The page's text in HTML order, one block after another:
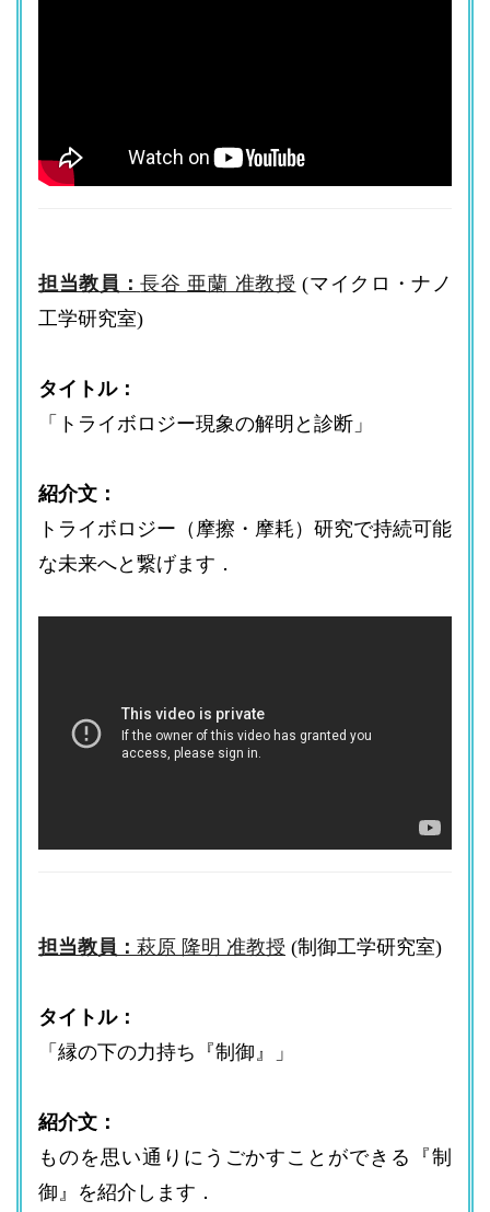
担当教員：長谷 亜蘭 准教授 (マイクロ・ナノ
工学研究室)
タイトル：
「トライボロジー現象の解明と診断」
紹介文：
トライボロジー（摩擦・摩耗）研究で持続可能
な未来へと繋げます．
担当教員： 萩原 隆明 准教授 (制御工学研究室)
タイトル：
「縁の下の力持ち『制御』」
紹介文：
ものを思い通りにうごかすことができる『制
御』を紹介します．